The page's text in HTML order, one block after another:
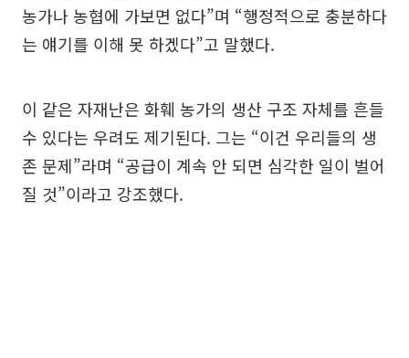
농가나 농협에 가보면 없다”며 “행정적으로 충분하다
는 얘기를 이해 못 하겠다”고 말했다.
이 같은 자재난은 화훼 농가의 생산 구조 자체를 흔들
수 있다는 우려도 제기된다. 그는 “이건 우리들의 생
존 문제”라며 “공급이 계속 안 되면 심각한 일이 벌어
질 것”이라고 강조했다.